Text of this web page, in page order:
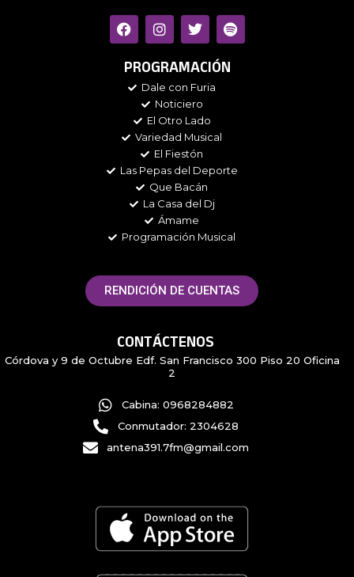
F
a
e
o
I
n
t
g
r
a
m
T
w
t
e
r
S
p
t
PROGRAMACIÓN
Dale con Furia
Noticiero
El Otro Lado
Variedad Musical
El Fiestón
Las Pepas del Deporte
Que Bacán
La Casa del Dj
Ámame
Programación Musical
RENDICIÓN DE CUENTAS
CONTÁCTENOS
Córdova y 9 de Octubre Edf. San Francisco 300 Piso 20 Oficina
2
Cabina: 0968284882
Conmutador: 2304628
antena391.7fm@gmail.com